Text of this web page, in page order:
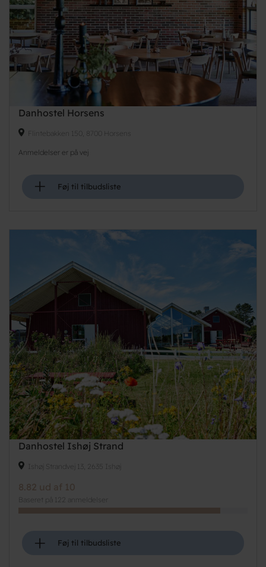
Danhostel Horsens
Flintebakken 150, 8700 Horsens
Anmeldelser er på vej
+ Føj til tilbudsliste
Danhostel Ishøj Strand
Ishøj Strandvej 13, 2635 Ishøj
8.82 ud af 10
Baseret på 122 anmeldelser
+ Føj til tilbudsliste